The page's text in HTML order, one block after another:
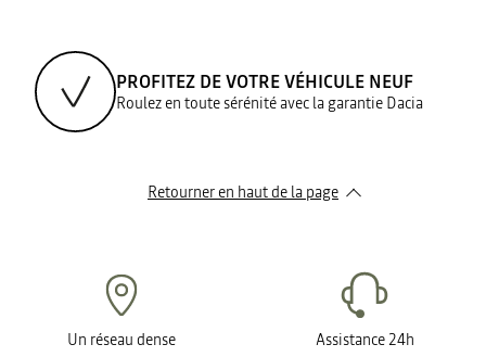
PROFITEZ DE VOTRE VÉHICULE NEUF
Roulez en toute sérénité avec la garantie Dacia
Retourner en haut de la page
Un réseau dense Assistance 24h